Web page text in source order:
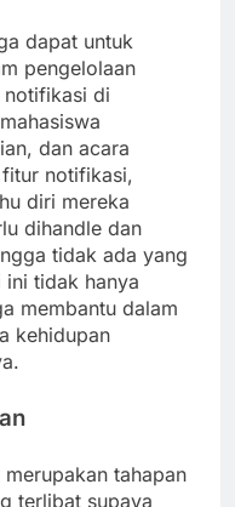
dapat untuk
pengelolaan
di
dan acara
notifikasi,
diri mereka
dihandle dan
tidak ada yang
ini tidak hanya
membantu dalam
kehidupan
tahapan
terlibat supaya